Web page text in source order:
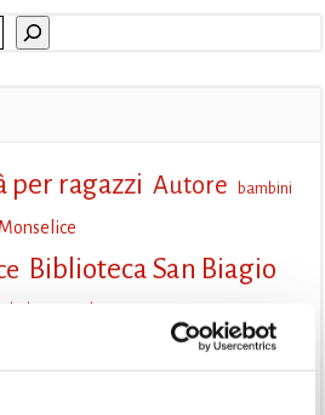
per ragazzi Autore bambini
Biblioteca San Biagio
cultura
eventi in biblioteca